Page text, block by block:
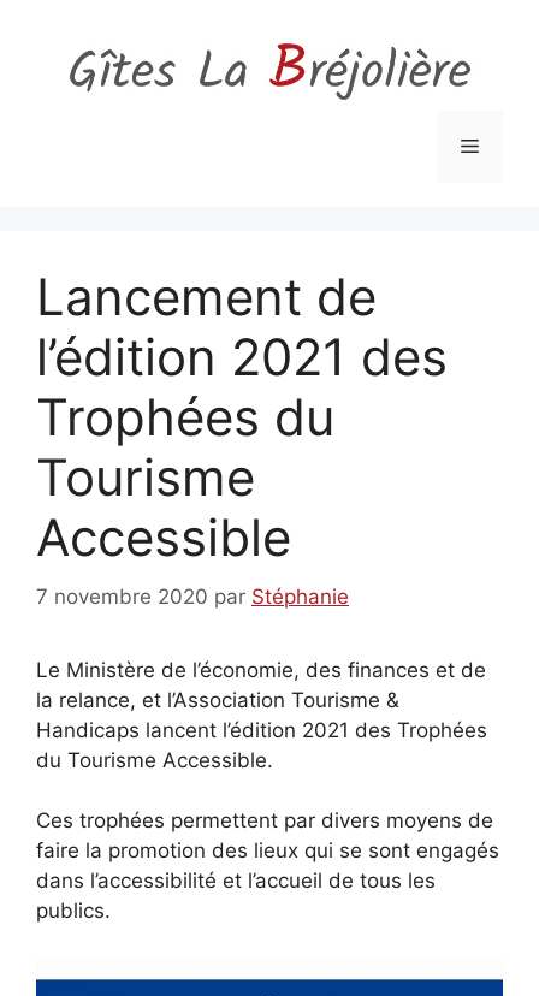
contenu
Menu
Lancement de
l’édition 2021 des
Trophées du
Tourisme
Accessible
7 novembre 2020 par Stéphanie
Le Ministère de l’économie, des finances et de
la relance, et l’Association Tourisme &
Handicaps lancent l’édition 2021 des Trophées
du Tourisme Accessible.
Ces trophées permettent par divers moyens de
faire la promotion des lieux qui se sont engagés
dans l’accessibilité et l’accueil de tous les
publics.